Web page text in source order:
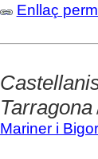
Enllaç
Tarragona
Mariner i